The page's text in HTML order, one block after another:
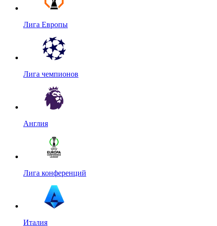
Лига Европы
Лига чемпионов
Англия
Лига конференций
Италия